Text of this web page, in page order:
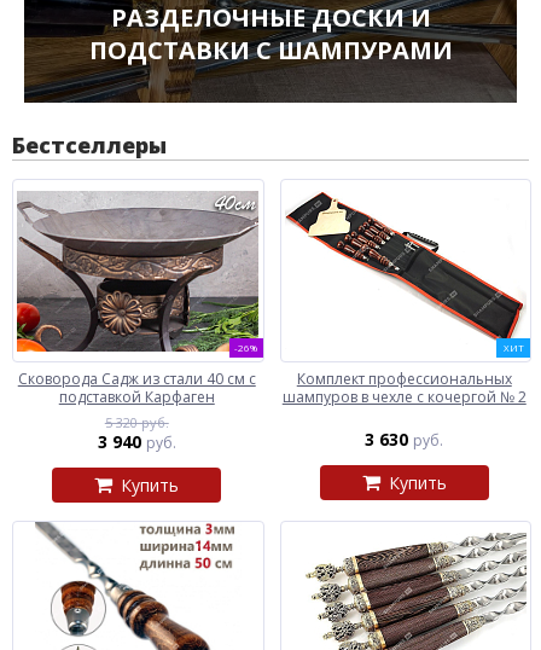
РАЗДЕЛОЧНЫЕ ДОСКИ И
ПОДСТАВКИ С ШАМПУРАМИ
Бестселлеры
-26%
Сковорода Садж из стали 40 см с
подставкой Карфаген
5 320 руб.
3 940 руб.
Купить
ХИТ
Комплект профессиональных
шампуров в чехле с кочергой № 2
3 630 руб.
Купить